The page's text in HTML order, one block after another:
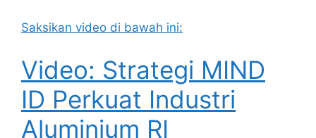
Saksikan video di bawah ini:
Video: Strategi MIND
ID Perkuat Industri
Aluminium RI